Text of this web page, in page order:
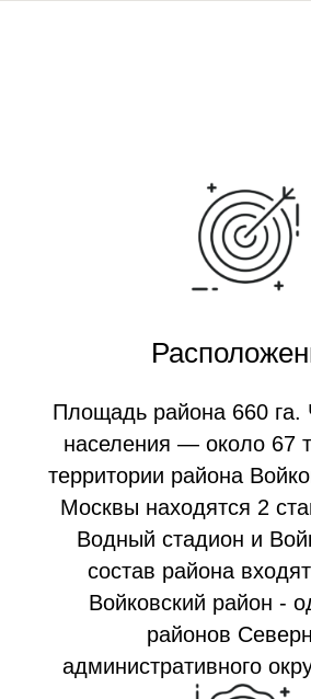
Площадь района 660 га.
населения — около 67
территории района
Москвы находятся 2
Водный стадион и
состав района
Войковский район -
районов
административного